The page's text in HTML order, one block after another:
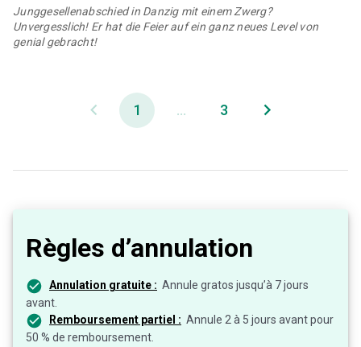
Junggesellenabschied in Danzig mit einem Zwerg?
Unvergesslich! Er hat die Feier auf ein ganz neues Level von
genial gebracht!
1 ... 3
Règles d’annulation
Annulation gratuite : Annule gratos jusqu’à 7 jours
avant.
Remboursement partiel : Annule 2 à 5 jours avant pour
50 % de remboursement.